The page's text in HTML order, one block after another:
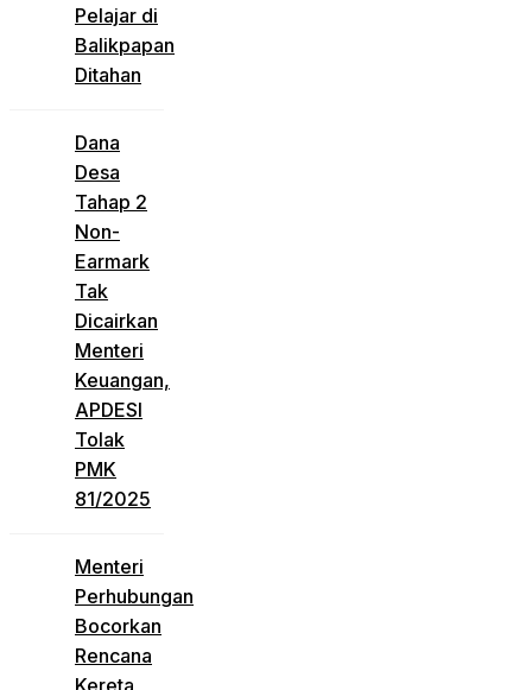
Pelajar di
Balikpapan
Ditahan
Dana
Desa
Tahap 2
Non-
Earmark
Tak
Dicairkan
Menteri
Keuangan,
APDESI
Tolak
PMK
81/2025
Menteri
Perhubungan
Bocorkan
Rencana